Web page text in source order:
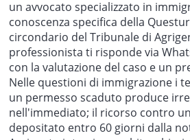
un avvocato specializzato in
conoscenza specifica della
circondario del Tribunale di
professionista ti risponde via
con la valutazione del caso e un
Nelle questioni di immigrazione i
un permesso scaduto produce
nell'immediato; il ricorso contro
depositato entro 60 giorni dalla